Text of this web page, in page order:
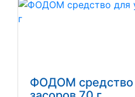
ФОДОМ средство